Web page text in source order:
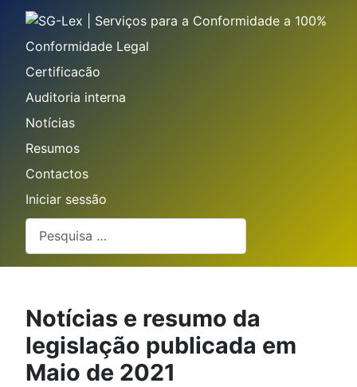
Conformidade Legal
Certificacão
Auditoria interna
Notícias
Resumos
Contactos
Iniciar sessão
Pesquisar
Notícias e resumo da
legislação publicada em
Maio de 2021